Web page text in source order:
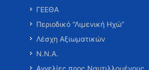
ΓΕΕΘΑ
Περιοδικό “Λιμενική Ηχώ”
Λέσχη Αξιωματικών
Ν.Ν.Α.